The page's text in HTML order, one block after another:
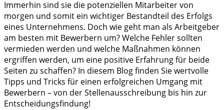
Immerhin sind sie die potenziellen Mitarbeiter von
morgen und somit ein wichtiger Bestandteil des Erfolgs
eines Unternehmens. Doch wie geht man als Arbeitgeber
am besten mit Bewerbern um? Welche Fehler sollten
vermieden werden und welche Maßnahmen können
ergriffen werden, um eine positive Erfahrung für beide
Seiten zu schaffen? In diesem Blog finden Sie wertvolle
Tipps und Tricks für einen erfolgreichen Umgang mit
Bewerbern – von der Stellenausschreibung bis hin zur
Entscheidungsfindung!